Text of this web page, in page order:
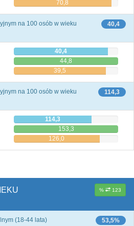
70,8
40,4
na 100 osób w wieku
40,4
44,8
39,5
114,3
na 100 osób w wieku
114,3
153,3
126,0
% 123
53,5%
(18-44 lata)